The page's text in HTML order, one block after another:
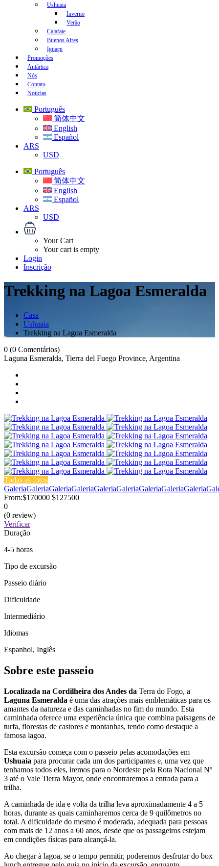
Ushuaia
Inverno
Verão
Calafate
Buenos Aires
Iguaçu
Promoções
Antártica
Nós
Contato
Notícias
Português
简体中文
English
Español
ARS
USD
Português
简体中文
English
Español
ARS
USD
Your Cart
Your cart is empty
Login
Inscrição
Trekking na Lagoa Esmeralda
Casa
Ushuaia
Trekking na Lagoa Esmeralda
0 (0 Comentários)
Laguna Esmeralda, Tierra del Fuego Province, Argentina
Todas as fotos
GaleriaGaleriaGaleriaGaleriaGaleriaGaleriaGaleriaGaleriaGaleria
From:$170000 $127500
0
(0 review)
Verificar
Duração
4-5 horas
Tipo de excursão
Passeio diário
Dificuldade
Intermediário
Idiomas
Espanhol, Inglês
Sobre este passeio
Localizada na Cordilheira dos Andes da Terra do Fogo, a
Laguna Esmeralda é uma das atrações mais emblemáticas para os
amantes da natureza e das caminhadas no fim do mundo. Esta
caminhada oferece uma experiência única que combina paisagens de
turfa, florestas de castores e montanhas, tendo como destaque a
famosa lagoa.
Esta excursão começa com o passeio pelas acomodações em
Ushuaia para procurar cada um dos participantes e, uma vez que
tenhamos todos eles, iremos para o Nordeste pela Rota Nacional Nº
3 até o Vale Tierra Mayor, onde encontraremos a entrada para a
trilha.
A caminhada de ida e volta da trilha leva aproximadamente 4 a 5
horas, durante as quais caminharemos cerca de 9 quilômetros no
total. A dificuldade do mesmo é moderada, adequada para pessoas
com mais de 12 anos a 60 anos, desde que os passageiros estejam
em condições físicas para alcançá-la.
Ao chegar à lagoa, se o tempo permitir, poderemos desfrutar do box